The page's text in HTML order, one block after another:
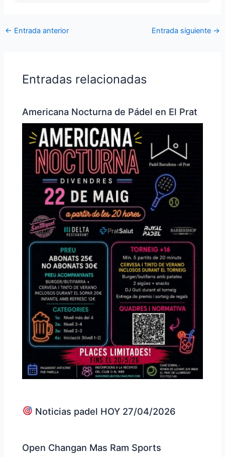
← Entrada anterior Entrada siguiente →
Entradas relacionadas
Americana Nocturna de Pádel en El Prat
Noticias padel HOY 27/04/2026
Open Changan Mas Ram Sports